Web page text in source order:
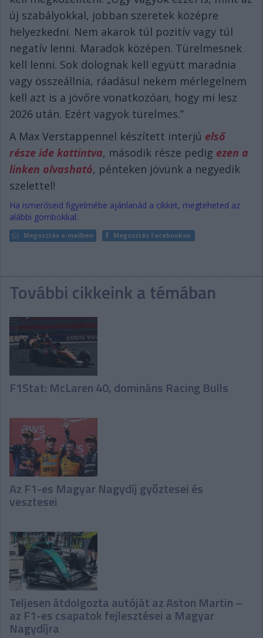
új szabályokkal, jobban szeretek középre
helyezkedni. Nem akarok túl pozitív vagy túl
negatív lenni. Maradok középen. Türelmesnek
kell lenni. Sok dolognak kell együtt maradnia
vagy összeállnia, ráadásul nekem mérlegelnem
kell azt is a jövőre vonatkozóan, hogy mi lesz
2026 után. Ezért vagyok türelmes.”
A Max Verstappennel készített interjú első
része ide kattintva, második része pedig ezen a
linken olvasható, pénteken jövünk a negyedik
szelettel!
Ha ismerőseid figyelmébe ajánlanád a cikket, megteheted az
alábbi gombokkal:
Megosztás e-mailben Megosztás Facebookon
További cikkeink a témában
F1Stat: McLaren 40, domináns Racing Bulls
Az F1-es Magyar Nagydíj győztesei és
vesztesei
Teljesen átdolgozta autóját az Aston Martin –
az F1-es csapatok fejlesztései a Magyar
Nagydíjra